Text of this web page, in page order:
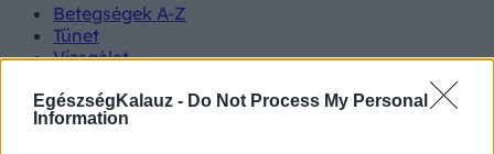
EgészségKalauz - Do Not Process My Personal
Information
Betegségek A-Z
Tünet
Vizsgálat
Életmódváltás
Kutatás